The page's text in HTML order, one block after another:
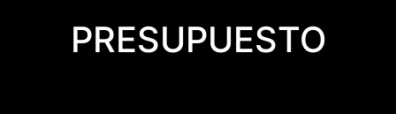
PRESUPUESTO